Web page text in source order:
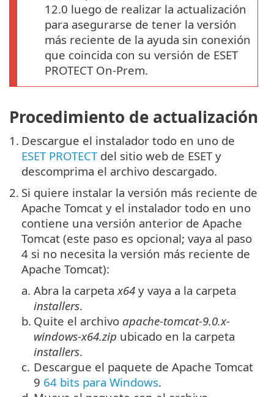
12.0 luego de realizar la actualización
para asegurarse de tener la versión
más reciente de la ayuda sin conexión
que coincida con su versión de ESET
PROTECT On-Prem.
Procedimiento de actualización
1. Descargue el instalador todo en uno de
ESET PROTECTdel sitio web de ESET y
descomprima el archivo descargado.
2. Si quiere instalar la versión más reciente de
Apache Tomcat y el instalador todo en uno
contiene una versión anterior de Apache
Tomcat (este paso es opcional; vaya al paso
4 si no necesita la versión más reciente de
Apache Tomcat):
a. Abra la carpeta x64 y vaya a la carpeta
installers.
b. Quite el archivo apache-tomcat-9.0.x-
windows-x64.zip ubicado en la carpeta
installers.
c. Descargue el paquete de Apache Tomcat
9 64 bits para Windows.